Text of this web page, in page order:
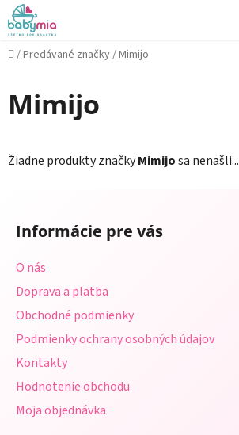
Prejsť
na
obsah
Domov
/Predávané značky/Mimijo
Mimijo
Žiadne produkty značkyMimijosa nenašli...
Informácie pre vás
O nás
Doprava a platba
Obchodné podmienky
Podmienky ochrany osobných údajov
Kontakty
Hodnotenie obchodu
Moja objednávka